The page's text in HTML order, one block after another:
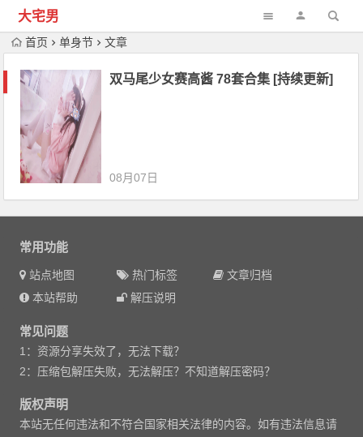
大宅男
首页 单身节 文章
双马尾少女赛高酱 78套合集 [持续更新]
08月07日
常用功能
站点地图 热门标签
文章归档
本站帮助
解压说明
常见问题
1：资源分享失效了，无法下载？
2：压缩包解压失败，无法解压？不知道解压密码？
版权声明
本站无任何违法和不符合国家相关法律的内容。如有违法信息请